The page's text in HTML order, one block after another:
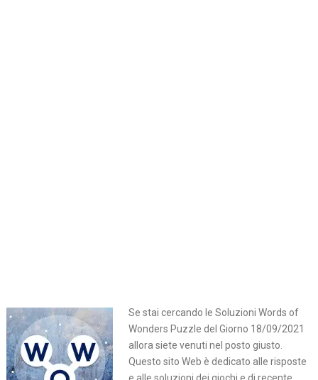
Se stai cercando le Soluzioni Words of
Wonders Puzzle del Giorno 18/09/2021
allora siete venuti nel posto giusto.
Questo sito Web è dedicato alle risposte